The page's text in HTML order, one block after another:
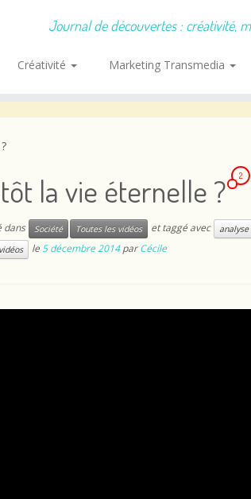
Journal de découvertes : créativité,
Créativité Marketing Transmedia
la vie éternelle ? 2
dans Société Toutes les vidéos et taggé avec analyse
le 5 décembre 2014 parCécile